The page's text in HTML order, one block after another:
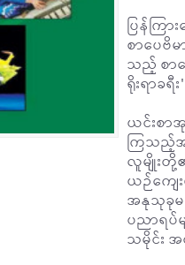
ပြန်ကြ
စာပေ
သည့် စာရ
ရိုးရာခရီ
ယင်းစာ
ကြသည့်
လူမျိုးတို့
ယဉ်ကျေ
အနုသုခု
ပညာရပ်
သမိုင်း